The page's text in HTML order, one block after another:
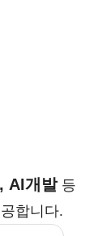
AI개발등
합니다.